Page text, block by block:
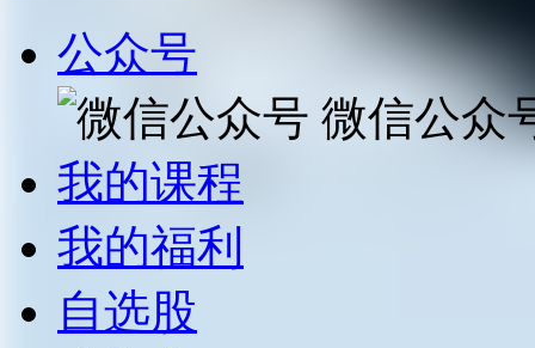
公众号
微信公众
我的课程
我的福利
自选股